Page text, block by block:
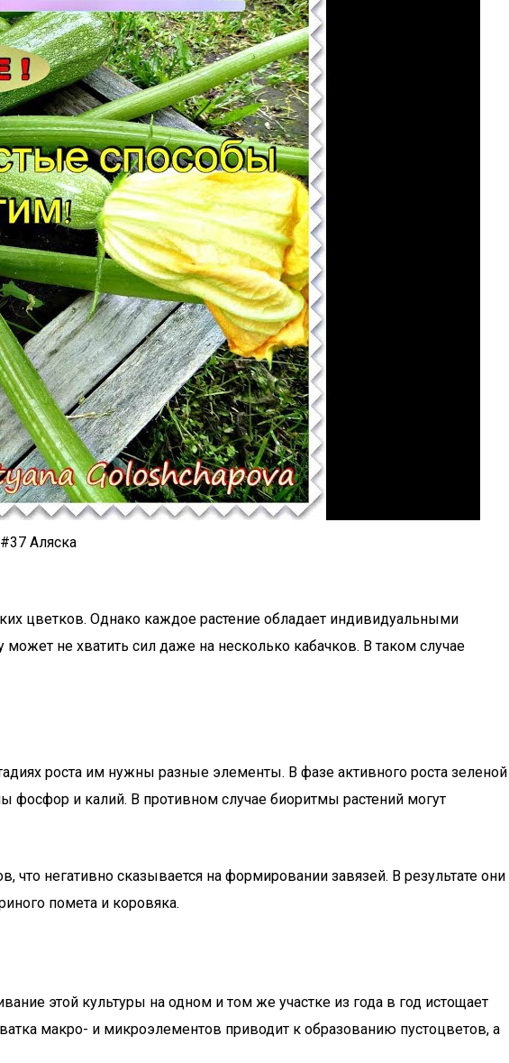
Аляска
цветков. Однако каждое растение обладает индивидуальными
не хватить сил даже на несколько кабачков. В таком случае
роста им нужны разные элементы. В фазе активного роста зеленой
фосфор и калий. В противном случае биоритмы растений могут
негативно сказывается на формировании завязей. В результате они
помета и коровяка.
этой культуры на одном и том же участке из года в год истощает
макро- и микроэлементов приводит к образованию пустоцветов, а